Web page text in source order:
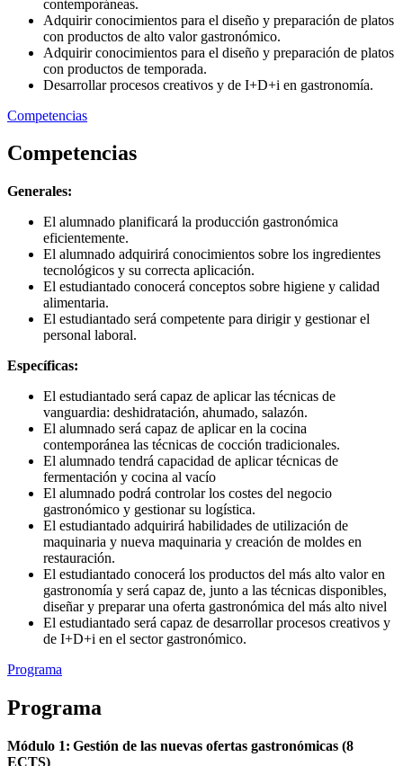
contemporáneas.
Adquirir conocimientos para el diseño y preparación de platos
con productos de alto valor gastronómico.
Adquirir conocimientos para el diseño y preparación de platos
con productos de temporada.
Desarrollar procesos creativos y de I+D+i en gastronomía.
Competencias
Competencias
Generales:
El alumnado planificará la producción gastronómica
eficientemente.
El alumnado adquirirá conocimientos sobre los ingredientes
tecnológicos y su correcta aplicación.
El estudiantado conocerá conceptos sobre higiene y calidad
alimentaria.
El estudiantado será competente para dirigir y gestionar el
personal laboral.
Específicas:
El estudiantado será capaz de aplicar las técnicas de
vanguardia: deshidratación, ahumado, salazón.
El alumnado será capaz de aplicar en la cocina
contemporánea las técnicas de cocción tradicionales.
El alumnado tendrá capacidad de aplicar técnicas de
fermentación y cocina al vacío
El alumnado podrá controlar los costes del negocio
gastronómico y gestionar su logística.
El estudiantado adquirirá habilidades de utilización de
maquinaria y nueva maquinaria y creación de moldes en
restauración.
El estudiantado conocerá los productos del más alto valor en
gastronomía y será capaz de, junto a las técnicas disponibles,
diseñar y preparar una oferta gastronómica del más alto nivel
El estudiantado será capaz de desarrollar procesos creativos y
de I+D+i en el sector gastronómico.
Programa
Programa
Módulo 1: Gestión de las nuevas ofertas gastronómicas (8
ECTS)